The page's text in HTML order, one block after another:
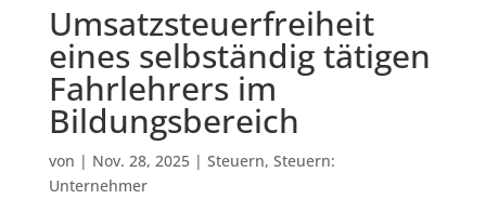
Umsatzsteuerfreiheit
eines selbständig tätigen
Fahrlehrers im
Bildungsbereich
von | Nov. 28, 2025| Steuern, Steuern:
Unternehmer